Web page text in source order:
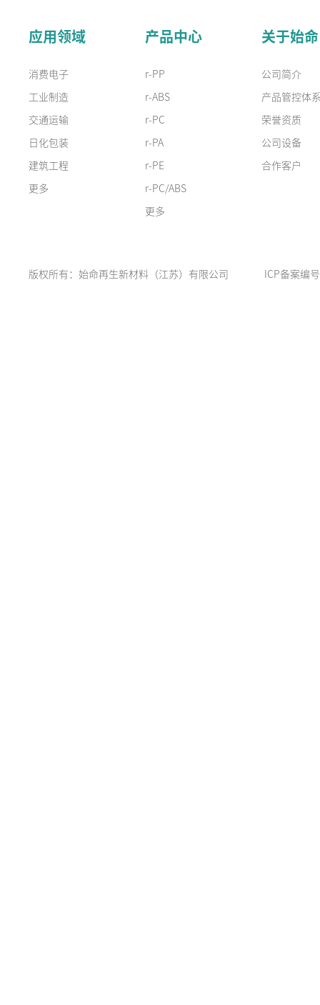
应用领域
消费电子
工业制造
交通运输
日化包装
建筑工程
更多
产品中心
r-PP
r-ABS
r-PC
r-PA
r-PE
r-PC/ABS
更多
关于始命
公司简介
产品管控体
荣誉资质
公司设备
合作客户
版权所有：始命再生新材料（江苏）有限公司 ICP备案编